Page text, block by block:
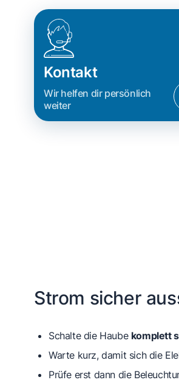
Kontakt
Wir helfen dir persönlich
weiter
Strom sicher
Schalte die Haube komplett
Warte kurz, damit sich die
Prüfe erst dann die